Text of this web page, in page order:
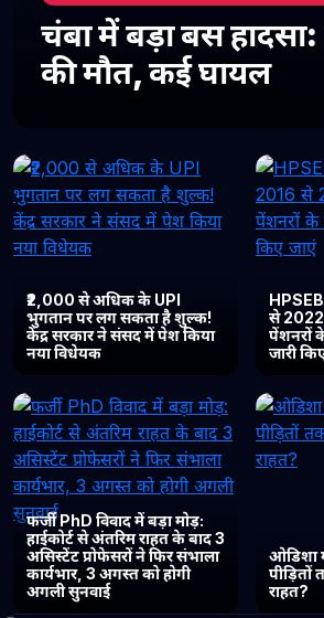
चंबा में बड़ा बस हादसा:
की मौत, कई घायल
₹2,000 से अधिक के UPI
भुगतान पर लग सकता है शुल्क!
केंद्र सरकार ने संसद में पेश किया
नया विधेयक
से 2022
पेंशनरों
जारी
फर्जी PhD विवाद में बड़ा मोड़:
हाईकोर्ट से अंतरिम राहत के बाद 3
असिस्टेंट प्रोफेसरों ने फिर संभाला
कार्यभार, 3 अगस्त को होगी
अगली सुनवाई
ओडिशा
पीड़ितों
राहत?